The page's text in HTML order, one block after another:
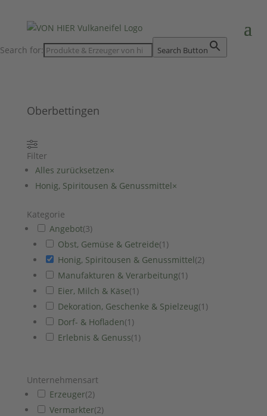
Search for: Search Button
Oberbettingen
Filter
Alles zurücksetzen×
Honig, Spiritousen & Genussmittel×
Kategorie
Angebot(3)
Obst, Gemüse & Getreide(1 )
Honig, Spiritousen & Genussmittel(2)
Manufakturen & Verarbeitung(1 )
Eier, Milch & Käse(1 )
Dekoration, Geschenke & Spielzeug(1 )
Dorf- & Hofladen(1 )
Erlebnis & Genuss(1 )
Unternehmensart
Erzeuger(2)
Vermarkter(2)